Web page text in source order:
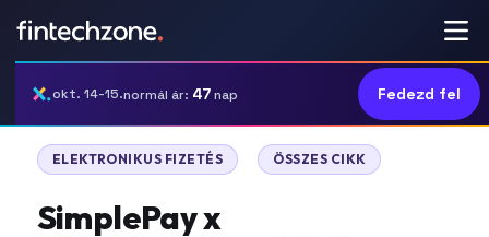
okt. 14-15.normál ár: 47nap Fedezd fel
ELEKTRONIKUS FIZETÉS | ÖSSZES CIKK
SimplePay x